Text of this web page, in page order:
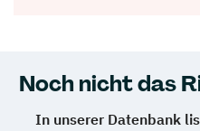
Noch nicht das
In unserer Datenbank